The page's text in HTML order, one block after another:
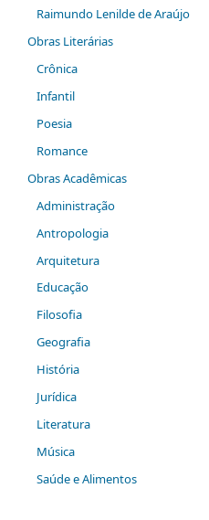
Raimundo Lenilde de Araújo
Obras Literárias
Crônica
Infantil
Poesia
Romance
Obras Acadêmicas
Administração
Antropologia
Arquitetura
Educação
Filosofia
Geografia
História
Jurídica
Literatura
Música
Saúde e Alimentos